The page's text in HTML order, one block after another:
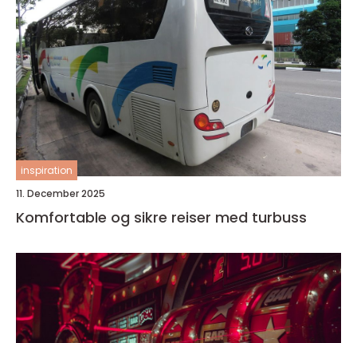
inspiration
11. December 2025
Komfortable og sikre reiser med turbuss